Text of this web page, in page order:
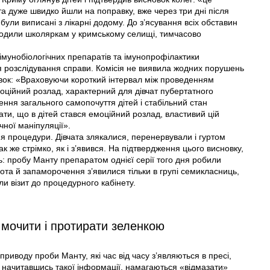
дуже швидко йшли на поправку, вже через три дні після
виписані з лікарні додому. До з’ясування всіх обставин
школяркам у кримському селищі, тимчасово
препаратів та імунопрофілактики
справи. Комісія не виявила жодних порушень
«Враховуючи короткий інтервал між проведенням
розлад, характерний для дівчат пубертатного
загального самопочуття дітей і стабільний стан
що в дітей стався емоційний розлад, властивий цій
маніпуляції».
процедури. Дівчата злякалися, перенервували і гуртом
стрімко, як і з’явився. На підтвердження цього висновку,
пробу Манту препаратом однієї серії того дня робили
й запаморочення з’явилися тільки в групі семикласниць,
візит до процедурного кабінету.
і протирати зеленкою
проби Манту, які час від часу з’являються в пресі,
такої інформації, намагаються «відмазати»